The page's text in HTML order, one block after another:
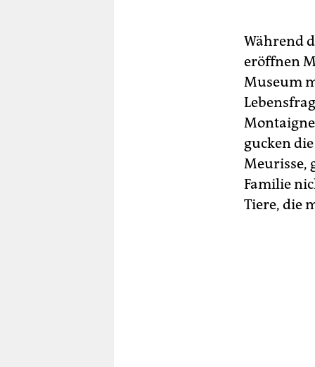
Während
eröffnen
Museum
gucken
Meurisse,
Familie
Tiere, die